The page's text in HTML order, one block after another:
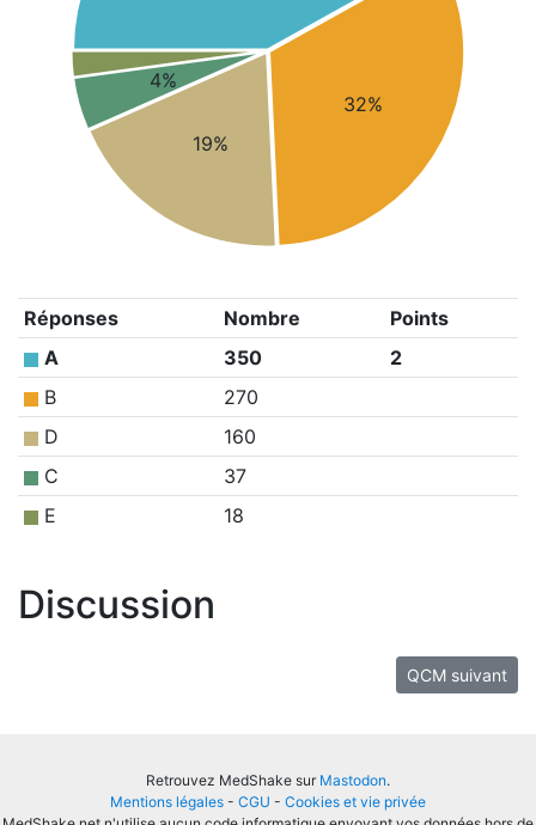
32%
19%
4%
Réponses Nombre
Points
A
350
2
B
270
D
160
C
37
E
18
Discussion
QCM suivant
Retrouvez MedShake sur Mastodon.
Mentions légales - CGU - Cookies et vie privée